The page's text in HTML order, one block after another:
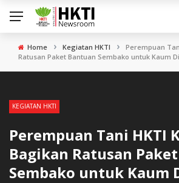
Home › Kegiatan HKTI ›
Perempuan
Ratusan Paket Bantuan Sembako untuk Kaum
KEGIATAN HKTI
Perempuan Tani HKTI
Bagikan Ratusan
Sembako untuk Kaum